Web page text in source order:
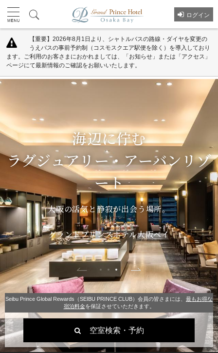
ログイン
【重要】2026年8月1日より、シャトルバスの路線・ダイヤを変更の
うえバスの事前予約制（コスモスクエア駅便を除く）を導入しており
ます。ご利用のお客さまにおかれましては、「お知らせ」または「アクセス」
ページにて最新情報のご確認をお願いいたします。
海辺に佇む
ラグジュアリー・アーバンリゾ
ート
大阪の活気と静寂が出会う場所。
グランドプリンスホテル⼤阪ベイ
海辺に佇む
ラグジュアリー・アーバンリゾ
ート
大阪の活気と静寂が出会う場所。
グランドプリンスホテル⼤阪ベイ
Seibu Prince Global Rewards（SEIBU PRINCE CLUB）会員の皆さまには、 最もお得な
宿泊料金を保証させていただきます。
空室検索・予約